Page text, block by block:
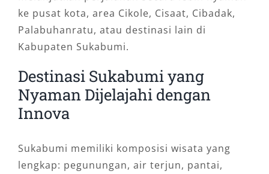
ke pusat kota, area Cikole, Cisaat, Cibadak,
Palabuhanratu, atau destinasi lain di
Kabupaten Sukabumi.
Destinasi Sukabumi yang
Nyaman Dijelajahi dengan
Innova
Sukabumi memiliki komposisi wisata yang
lengkap: pegunungan, air terjun, pantai,